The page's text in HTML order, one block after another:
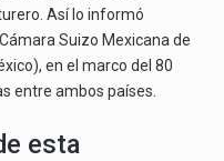
Así lo informó
Suizo Mexicana de
en el marco del 80
entre ambos países.
esta